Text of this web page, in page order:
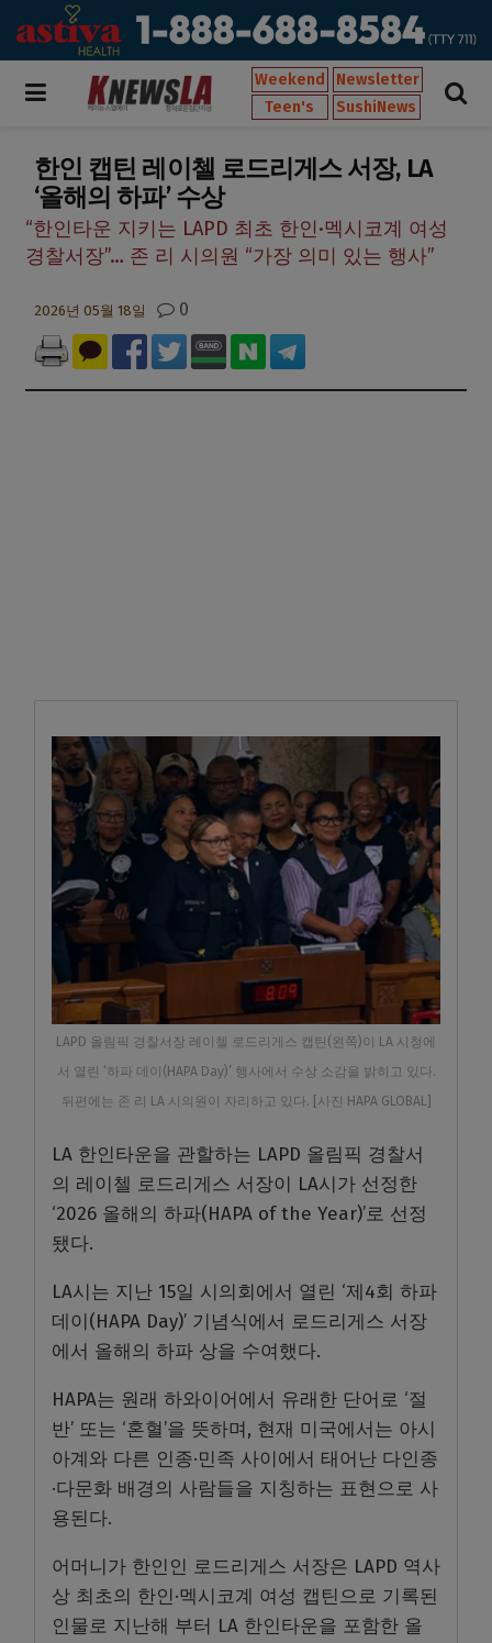
Weekend
Newsletter
Teen's
SushiNews
한인 캡틴 레이첼 로드리게스 서장, LA
‘올해의 하파’ 수상
“한인타운 지키는 LAPD 최초 한인·멕시코계 여성
경찰서장”… 존 리 시의원 “가장 의미 있는 행사”
2026년 05월 18일 0
LAPD 올림픽 경찰서장 레이첼 로드리게스 캡틴(왼쪽)이 LA 시청에
서 열린 ‘하파 데이(HAPA Day)’ 행사에서 수상 소감을 밝히고 있다.
뒤편에는 존 리 LA 시의원이 자리하고 있다. [사진 HAPA GLOBAL]
LA 한인타운을 관할하는 LAPD 올림픽 경찰서
의 레이첼 로드리게스 서장이 LA시가 선정한
‘2026 올해의 하파(HAPA of the Year)’로 선정
됐다.
LA시는 지난 15일 시의회에서 열린 ‘제4회 하파
데이(HAPA Day)’ 기념식에서 로드리게스 서장
에서 올해의 하파 상을 수여했다.
HAPA는 원래 하와이어에서 유래한 단어로 ‘절
반’ 또는 ‘혼혈’을 뜻하며, 현재 미국에서는 아시
아계와 다른 인종·민족 사이에서 태어난 다인종
·다문화 배경의 사람들을 지칭하는 표현으로 사
용된다.
어머니가 한인인 로드리게스 서장은 LAPD 역사
상 최초의 한인·멕시코계 여성 캡틴으로 기록된
인물로 지난해 부터 LA 한인타운을 포함한 올